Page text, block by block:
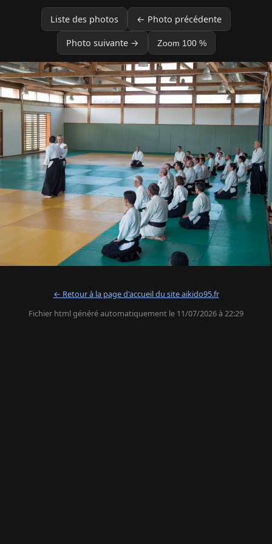
Liste des photos ← Photo précédente
Photo suivante → Zoom 100 %
← Retour à la page d'accueil du site aikido95.fr
Fichier html généré automatiquement le 11/07/2026 à 22:29